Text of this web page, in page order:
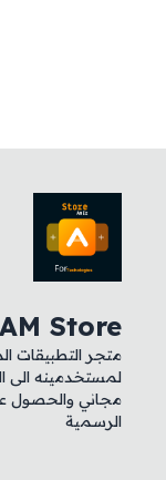
AM Store
متجر التطبيقات
لمستخدمينه الى
مجاني والحصول
الرسمية